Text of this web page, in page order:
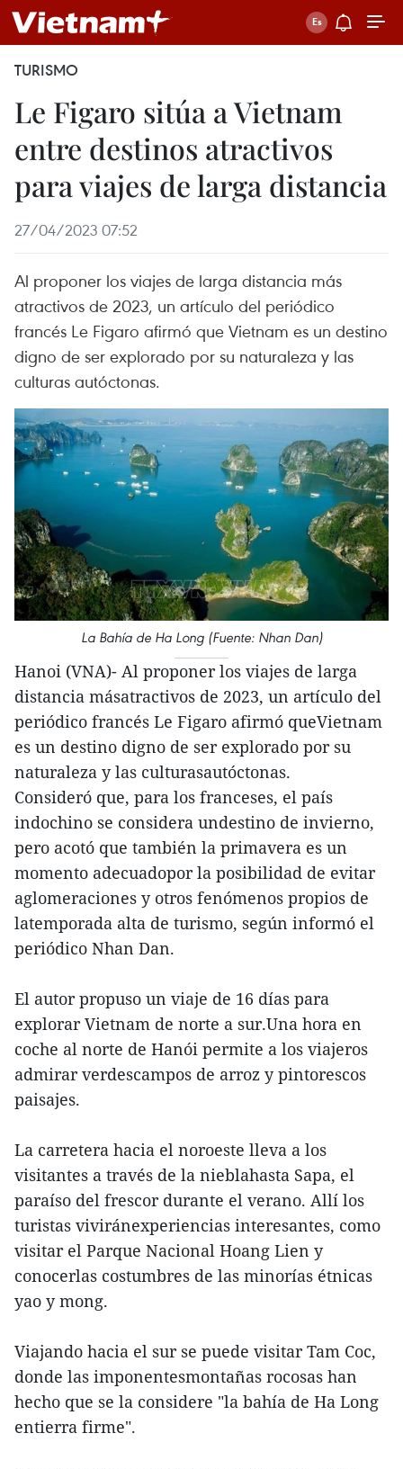
TURISMO
Le Figaro sitúa a Vietnam
entre destinos atractivos
para viajes de larga distancia
27/04/2023 07:52
Al proponer los viajes de larga distancia más
atractivos de 2023, un artículo del periódico
francés Le Figaro afirmó que Vietnam es un destino
digno de ser explorado por su naturaleza y las
culturas autóctonas.
La Bahía de Ha Long (Fuente: Nhan Dan)
Hanoi (VNA)- Al proponer los viajes de larga
distancia másatractivos de 2023, un artículo del
periódico francés Le Figaro afirmó queVietnam
es un destino digno de ser explorado por su
naturaleza y las culturasautóctonas.
Consideró que, para los franceses, el país
indochino se considera undestino de invierno,
pero acotó que también la primavera es un
momento adecuadopor la posibilidad de evitar
aglomeraciones y otros fenómenos propios de
latemporada alta de turismo, según informó el
periódico Nhan Dan.
El autor propuso un viaje de 16 días para
explorar Vietnam de norte a sur.Una hora en
coche al norte de Hanói permite a los viajeros
admirar verdescampos de arroz y pintorescos
paisajes.
La carretera hacia el noroeste lleva a los
visitantes a través de la nieblahasta Sapa, el
paraíso del frescor durante el verano. Allí los
turistas viviránexperiencias interesantes, como
visitar el Parque Nacional Hoang Lien y
conocerlas costumbres de las minorías étnicas
yao y mong.
Viajando hacia el sur se puede visitar Tam Coc,
donde las imponentesmontañas rocosas han
hecho que se la considere "la bahía de Ha Long
entierra firme".